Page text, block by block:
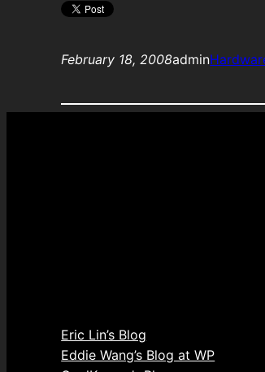
February 18, 2008admin
Eric Lin’s Blog
Eddie Wang’s Blog at WP